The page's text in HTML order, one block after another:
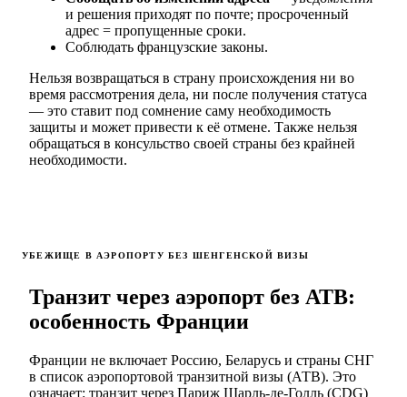
и решения приходят по почте; просроченный
адрес = пропущенные сроки.
Соблюдать французские законы.
Нельзя возвращаться в страну происхождения ни во
время рассмотрения дела, ни после получения статуса
— это ставит под сомнение саму необходимость
защиты и может привести к её отмене. Также нельзя
обращаться в консульство своей страны без крайней
необходимости.
УБЕЖИЩЕ В АЭРОПОРТУ БЕЗ ШЕНГЕНСКОЙ ВИЗЫ
Транзит через аэропорт без АТВ:
особенность Франции
Франции не включает Россию, Беларусь и страны СНГ
в список аэропортовой транзитной визы (АТВ). Это
означает: транзит через Париж Шарль-де-Голль (CDG)